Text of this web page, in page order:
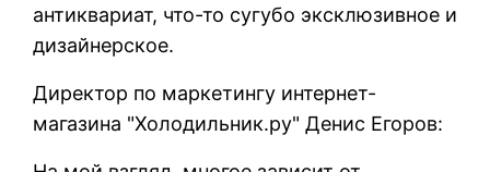
антиквариат, что-то сугубо эксклюзивное и
дизайнерское.
Директор по маркетингу интернет-
магазина "Холодильник.ру" Денис Егоров: